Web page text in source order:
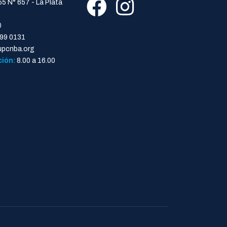
N° 657 - La Plata
0131
8.00 a 16.00